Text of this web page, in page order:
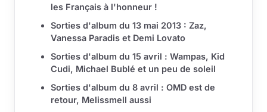
les Français à l'honneur !
Sorties d'album du 13 mai 2013 : Zaz,
Vanessa Paradis et Demi Lovato
Sorties d'album du 15 avril : Wampas, Kid
Cudi, Michael Bublé et un peu de soleil
Sorties d'album du 8 avril : OMD est de
retour, Melissmell aussi